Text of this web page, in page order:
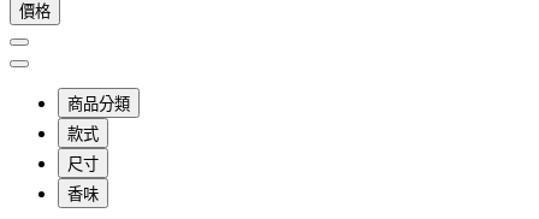
價格
商品分類
款式
尺寸
香味